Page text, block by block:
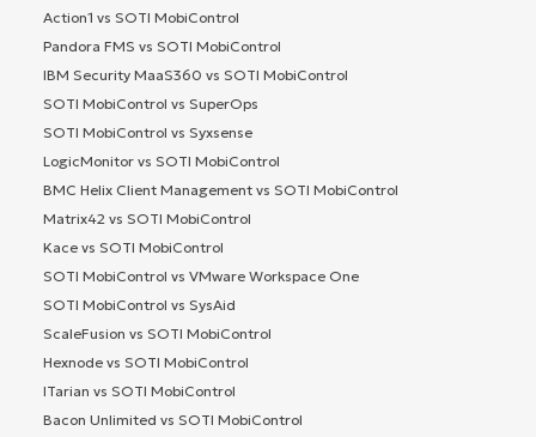
Action1 vs SOTI MobiControl
Pandora FMS vs SOTI MobiControl
IBM Security MaaS360 vs SOTI MobiControl
SOTI MobiControl vs SuperOps
SOTI MobiControl vs Syxsense
LogicMonitor vs SOTI MobiControl
BMC Helix Client Management vs SOTI MobiControl
Matrix42 vs SOTI MobiControl
Kace vs SOTI MobiControl
SOTI MobiControl vs VMware Workspace One
SOTI MobiControl vs SysAid
ScaleFusion vs SOTI MobiControl
Hexnode vs SOTI MobiControl
ITarian vs SOTI MobiControl
Bacon Unlimited vs SOTI MobiControl